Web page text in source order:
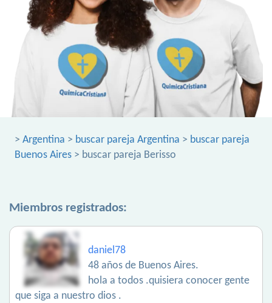
> Argentina > buscar pareja Argentina > buscar pareja
Buenos Aires > buscar pareja Berisso
Miembros registrados:
daniel78
48 años de Buenos Aires.
hola a todos .quisiera conocer gente
que siga a nuestro dios .